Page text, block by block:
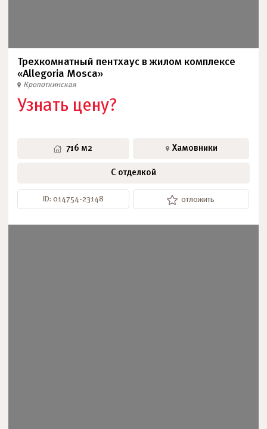
Трехкомнатный пентхаус в жилом комплексе
«Allegoria Mosca»
Кропоткинская
Узнать цену?
716 м2 Хамовники
С отделкой
ID: 014754-23148 отложить